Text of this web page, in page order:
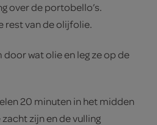
over de portobello’s.
rest van de olijfolie.
wat olie en leg ze op de
20 minuten in het midden
zijn en de vulling